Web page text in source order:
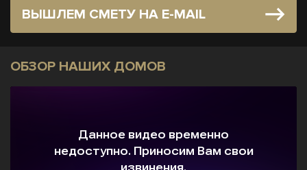
ВЫШЛЕМ СМЕТУ НА E-MAIL
ОБЗОР НАШИХ ДОМОВ